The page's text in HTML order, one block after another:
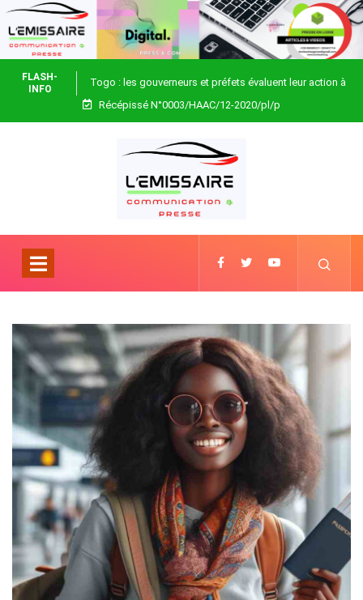
FLASH-
INFO
Togo : les gouverneurs et préfets évaluent leur action à
Blitta
Récépissé N°0003/HAAC/12-2020/pl/p